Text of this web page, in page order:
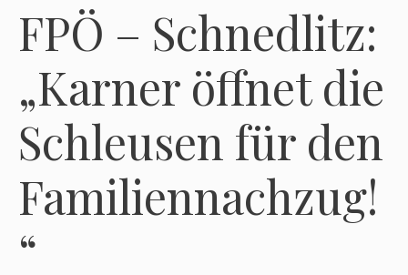
FPÖ – Schnedlitz:
„Karner öffnet die
Schleusen für den
Familiennachzug!
“